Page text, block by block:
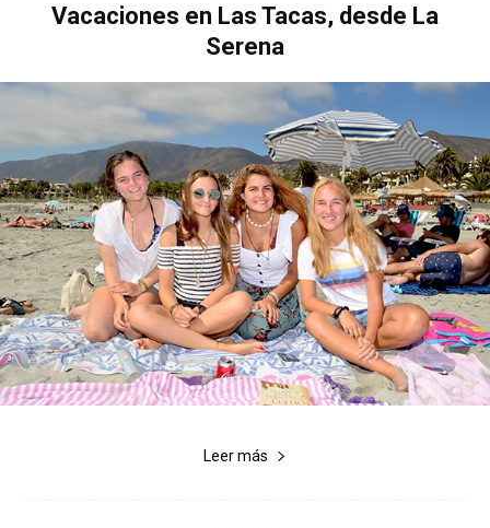
Vacaciones en Las Tacas, desde La
Serena
Leer más